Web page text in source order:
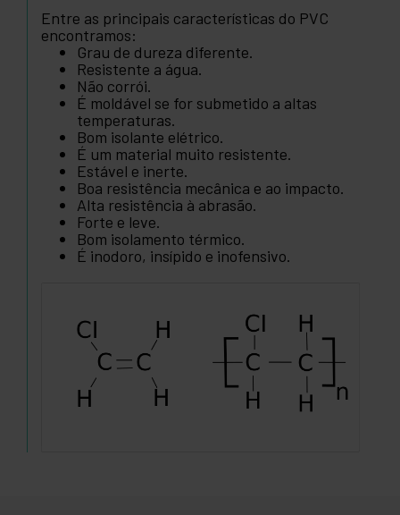
Entre as principais características do PVC
encontramos:
Grau de dureza diferente.
Resistente a água.
Não corrói.
É moldável se for submetido a altas
temperaturas.
Bom isolante elétrico.
É um material muito resistente.
Estável e inerte.
Boa resistência mecânica e ao impacto.
Alta resistência à abrasão.
Forte e leve.
Bom isolamento térmico.
É inodoro, insípido e inofensivo.